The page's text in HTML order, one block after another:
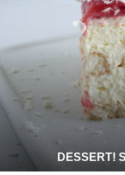
DESSERT!